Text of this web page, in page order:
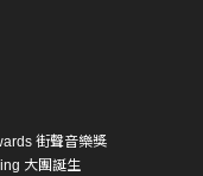
街聲音樂獎
大團誕生